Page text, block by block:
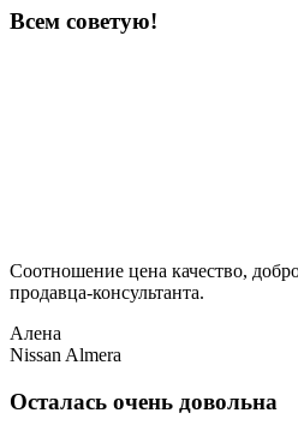
Всем советую!
Соотношение цена качество,
продавца-консультанта.
Алена
Nissan Almera
Осталась очень довольна